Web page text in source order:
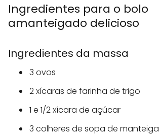
Ingredientes para o bolo
amanteigado delicioso
Ingredientes da massa
3 ovos
2 xícaras de farinha de trigo
1 e 1/2 xícara de açúcar
3 colheres de sopa de manteiga